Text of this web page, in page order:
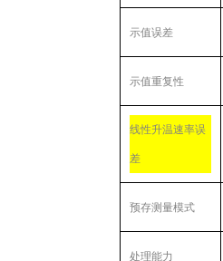
示值误差
示值重复性
线性升温速率误
差
预存测量模式
处理能力